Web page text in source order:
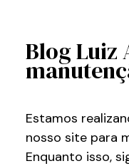
Blog Luiz
Estamos
nosso site para
Enquanto isso,